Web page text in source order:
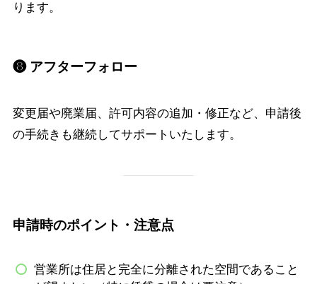
ります。
❽ アフターフォロー
変更届や廃業届、許可内容の追加・修正など、申請後
の手続きも継続してサポートいたします。
申請時のポイント・注意点
営業所は住居と完全に分離された空間であること